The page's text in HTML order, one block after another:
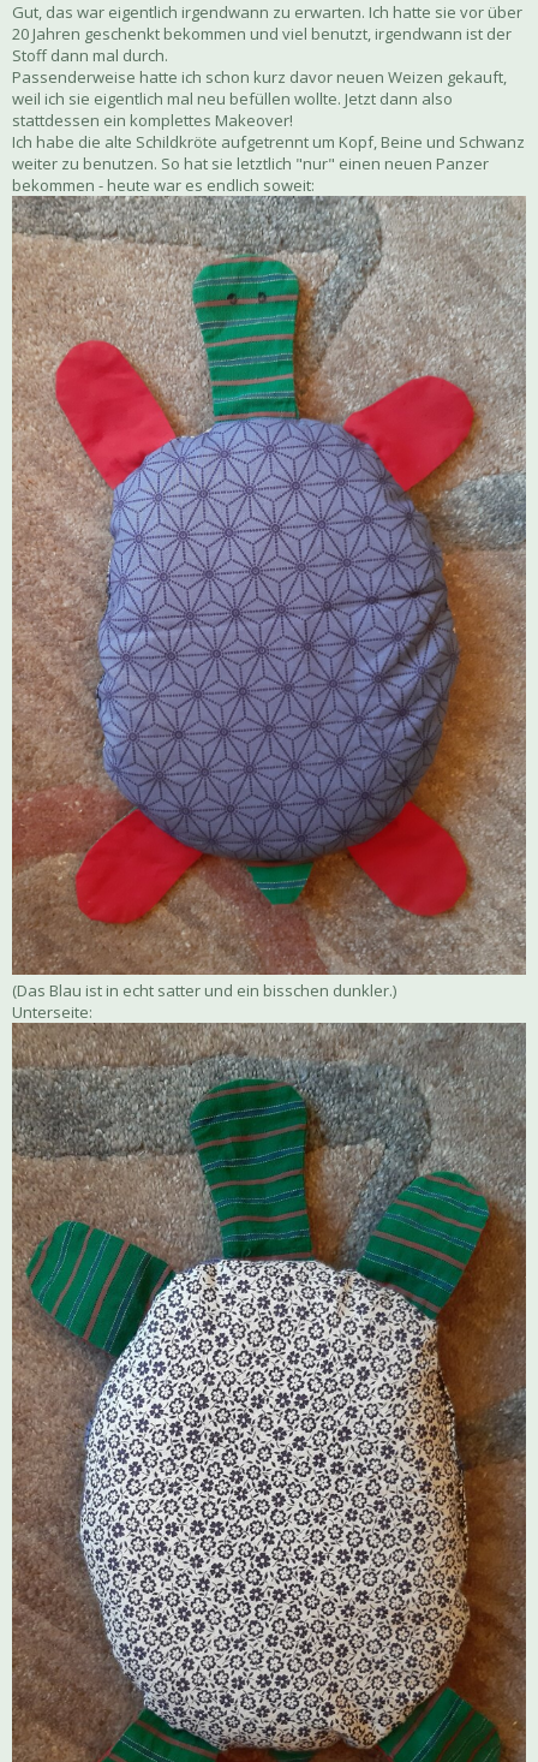
Gut, das war eigentlich irgendwann zu erwarten. Ich hatte sie vor über
20 Jahren geschenkt bekommen und viel benutzt, irgendwann ist der
Stoff dann mal durch.
Passenderweise hatte ich schon kurz davor neuen Weizen gekauft,
weil ich sie eigentlich mal neu befüllen wollte. Jetzt dann also
stattdessen ein komplettes Makeover!
Ich habe die alte Schildkröte aufgetrennt um Kopf, Beine und Schwanz
weiter zu benutzen. So hat sie letztlich "nur" einen neuen Panzer
bekommen - heute war es endlich soweit:
(Das Blau ist in echt satter und ein bisschen dunkler.)
Unterseite: